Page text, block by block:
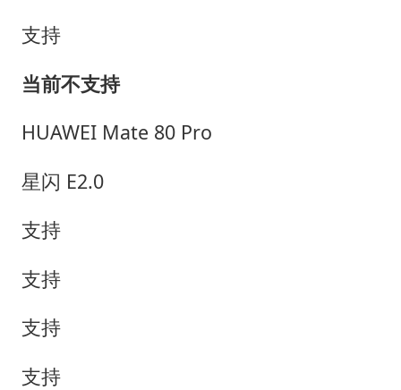
支持
当前不支持
HUAWEI Mate 80 Pro
星闪 E2.0
支持
支持
支持
支持